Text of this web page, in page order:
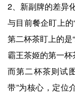
2、新副牌的差异
与目前餐企盯上
第二杯茶盯上的是
霸王茶姬的第一杯
而第二杯茶则试
带”为核心，定位